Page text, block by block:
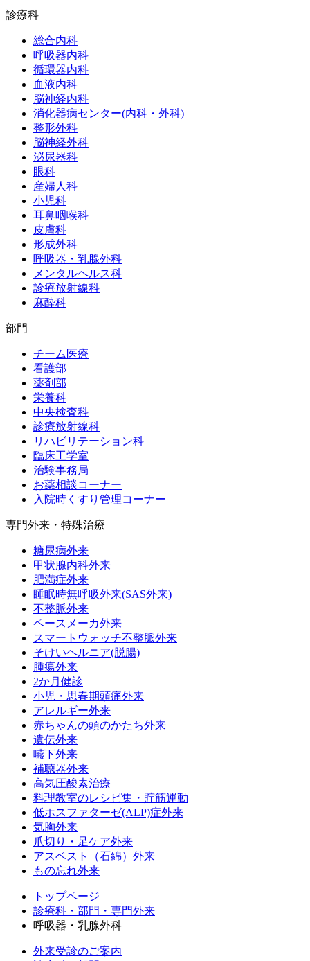
診療科
総合内科
呼吸器内科
循環器内科
血液内科
脳神経内科
消化器病センター(内科・外科)
整形外科
脳神経外科
泌尿器科
眼科
産婦人科
小児科
耳鼻咽喉科
皮膚科
形成外科
呼吸器・乳腺外科
メンタルヘルス科
診療放射線科
麻酔科
部門
チーム医療
看護部
薬剤部
栄養科
中央検査科
診療放射線科
リハビリテーション科
臨床工学室
治験事務局
お薬相談コーナー
入院時くすり管理コーナー
専門外来・特殊治療
糖尿病外来
甲状腺内科外来
肥満症外来
睡眠時無呼吸外来(SAS外来)
不整脈外来
ペースメーカ外来
スマートウォッチ不整脈外来
そけいヘルニア(脱腸)
腫瘍外来
2か月健診
小児・思春期頭痛外来
アレルギー外来
赤ちゃんの頭のかたち外来
遺伝外来
嚥下外来
補聴器外来
高気圧酸素治療
料理教室のレシピ集・貯筋運動
低ホスファターゼ(ALP)症外来
気胸外来
爪切り・足ケア外来
アスベスト（石綿）外来
もの忘れ外来
トップページ
診療科・部門・専門外来
呼吸器・乳腺外科
外来受診のご案内